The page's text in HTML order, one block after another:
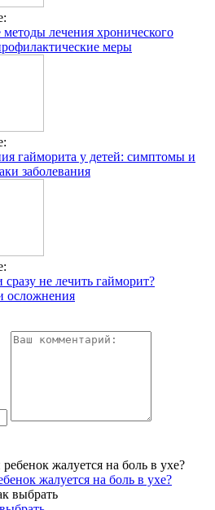
лечения хронического
меры
гайморита у детей: симптомы и
заболевания
сразу не лечить гайморит?
осложнения
жалуется на боль в ухе?